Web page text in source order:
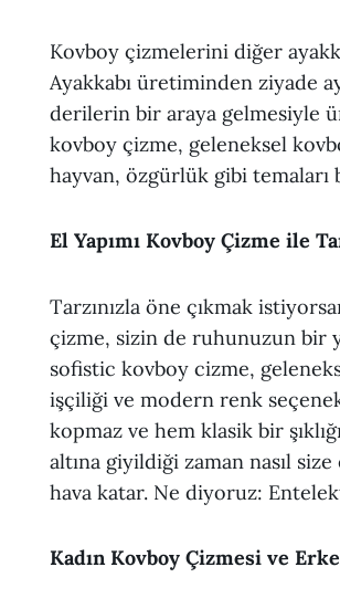
Kovboy çizmelerini diğer
Ayakkabı üretiminden ziyade
derilerin bir araya gelmesiyle
kovboy çizme, geleneksel
hayvan, özgürlük gibi temaları
El Yapımı Kovboy Çizme ile
Tarzınızla öne çıkmak
çizme, sizin de ruhunuzun bir
sofistic kovboy cizme,
işçiliği ve modern renk
kopmaz ve hem klasik bir
altına giyildiği zaman nasıl
hava katar. Ne diyoruz:
Kadın Kovboy Çizmesi ve